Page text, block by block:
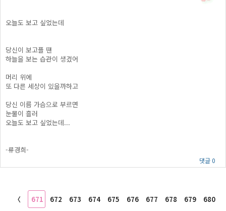
오늘도 보고 싶었는데
당신이 보고플 땐
하늘을 보는 습관이 생겼어
머리 위에
또 다른 세상이 있을까하고
당신 이름 가슴으로 부르면
눈물이 흘러
오늘도 보고 싶었는데...
-류경희-
댓글 0
〈 671 672 673 674 675 676 677 678 679 680